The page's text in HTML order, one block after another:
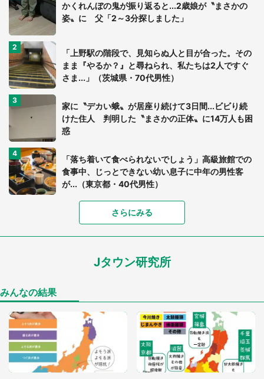
かくれんぼの鬼が振り返ると...2歳娘が〝まさかの
姿〟に 父「2～3分探しました」
「上野駅の階段で、見知らぬ人と目が合った。その
まま『やるか？』と尋ねられ、私たちは2人ですぐ
さま...」（茨城県・70代男性）
家に〝デカい蛾〟が居座り続けて3日間...ビビり続
けた住人 判明した〝まさかの正体〟に14万人も困
惑
「落ち着いて食べられないでしょう」高級旅館での
食事中、じっとできない幼い息子に中年の男性客
が...（東京都・40代男性）
「富豪すぎ」1歳息子の〝店頭駄々こね〟の内容に1.
7万人驚がく 「お菓子売り場ならまだしも...」「ハ
ードル高い」
「閉所恐怖症の私は新幹線で大パニック。隣席の青
「ゾワゾワする」「本当に気持ち悪い」 道端でバ
グっちゃってた〝野生の野菜〟に6.5万人戦慄
さらにみる
Jタウン研究所
みんなの結果